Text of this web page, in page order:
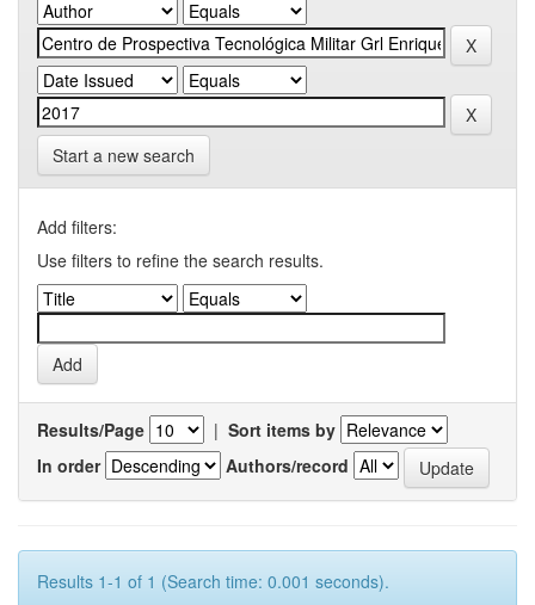
Start a new search
Add filters:
Use filters to refine the search results.
Results/Page | Sort items by
In order
Authors/record
Results 1-1 of 1 (Search time: 0.001 seconds).